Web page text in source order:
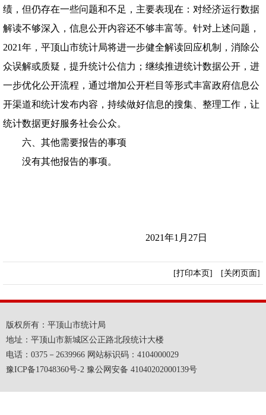
绩，但仍存在一些问题和不足，主要表现在：对经济运行数据
解读不够深入，信息公开内容还不够丰富等。 针对上述问题，
2021年，平顶山市统计局将进一步健全解读回应机制，消除公
众误解或质疑，提升统计公信力； 继续推进统计数据公开， 进
一步优化公开流程， 通过增加公开栏目等形式丰富政府信息公
开渠道和统计发布内容 ， 持续做好信息的搜集、整理工作 ， 让
统计数据更好服务社会公众。
六、其他需要报告的事项
没有其他报告的事项。
2021年1月27日
[打印本页] [关闭页面]
版权所有：平顶山市统计局
地址：平顶山市新城区公正路北段统计大楼
电话：0375－2639966 网站标识码：4104000029
豫ICP备17048360号-2 豫公网安备 41040202000139号